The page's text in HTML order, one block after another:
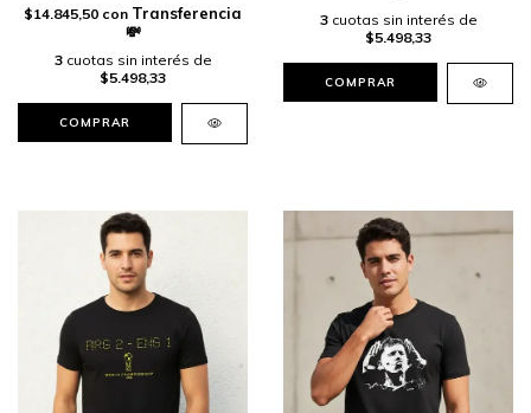
$14.845,50 con
3 cuotas sin interés de
$5.498,33
COMPRAR
3 cuotas sin interés de
$5.498,33
COMPRAR